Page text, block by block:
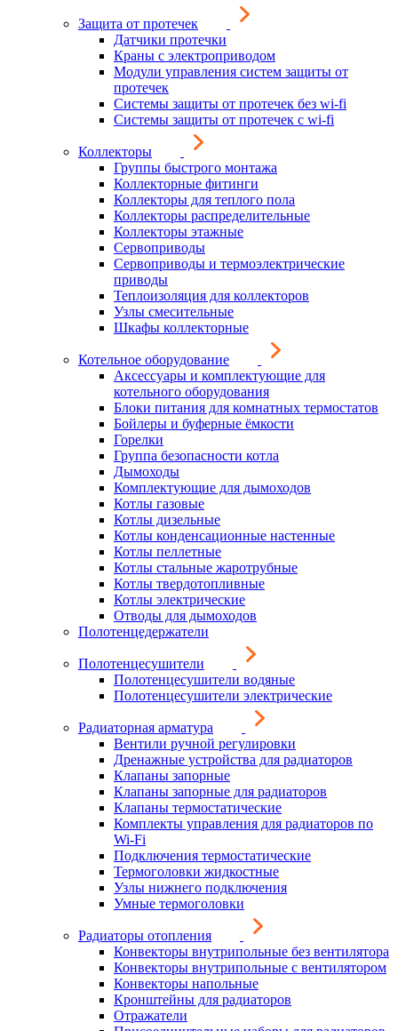
Защита от протечек
Датчики протечки
Краны с электроприводом
Модули управления систем защиты от
протечек
Системы защиты от протечек без wi-fi
Системы защиты от протечек с wi-fi
Коллекторы
Группы быстрого монтажа
Коллекторные фитинги
Коллекторы для теплого пола
Коллекторы распределительные
Коллекторы этажные
Сервоприводы
Сервоприводы и термоэлектрические
приводы
Теплоизоляция для коллекторов
Узлы смесительные
Шкафы коллекторные
Котельное оборудование
Аксессуары и комплектующие для
котельного оборудования
Блоки питания для комнатных термостатов
Бойлеры и буферные ёмкости
Горелки
Группа безопасности котла
Дымоходы
Комплектующие для дымоходов
Котлы газовые
Котлы дизельные
Котлы конденсационные настенные
Котлы пеллетные
Котлы стальные жаротрубные
Котлы твердотопливные
Котлы электрические
Отводы для дымоходов
Полотенцедержатели
Полотенцесушители
Полотенцесушители водяные
Полотенцесушители электрические
Радиаторная арматура
Вентили ручной регулировки
Дренажные устройства для радиаторов
Клапаны запорные
Клапаны запорные для радиаторов
Клапаны термостатические
Комплекты управления для радиаторов по
Wi-Fi
Подключения термостатические
Термоголовки жидкостные
Узлы нижнего подключения
Умные термоголовки
Радиаторы отопления
Конвекторы внутрипольные без вентилятора
Конвекторы внутрипольные с вентилятором
Конвекторы напольные
Кронштейны для радиаторов
Отражатели